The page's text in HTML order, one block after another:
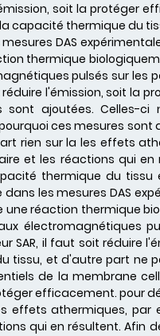
soit la protéger
capacité thermique du
DAS
thermique
pulsés sur les
réduire l'émission, soit
sont ajoutées. Celles-
ces mesures
rien sur la les effets
et les réactions qui
thermique du tissu
les mesures DAS
réaction thermique
électromagnétiques
SAR, il faut soit réduire
tissu, et d'autre part ne
de la membrane
efficacement.
athermiques, par
qui en résultent. Afin